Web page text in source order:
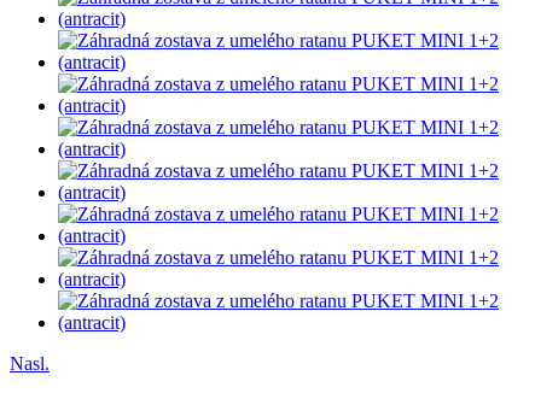
Nasl.